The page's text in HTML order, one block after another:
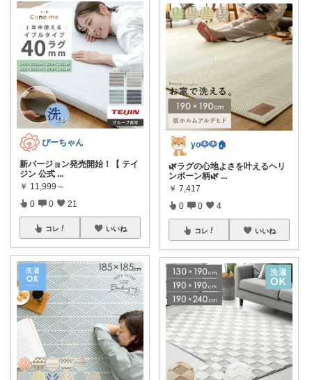
ぴーちゃん
新バージョン発売開始！【 テイ
ジン 公式 ...
￥ 11,999～
0 0 21
コレ いいね
yo🐶🐶🏠
🌿ラグの心地よさを叶えるヘリ
ンボーン柄🌿 ...
￥ 7,417
0 0 4
コレ いいね